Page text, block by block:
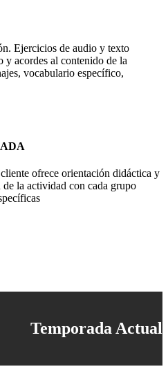
Ejercicios de audio y texto
y acordes al contenido de la
vocabulario específico,
ofrece orientación didáctica y
la actividad con cada grupo
Temporada Actual